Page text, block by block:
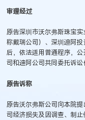
2026.03.09
审理经过
原告深圳市沃尔弗斯珠宝
称戴瑞公司）、深圳迪阿
后，依法适用普通程序，
司和迪阿公司共同委托诉
原告诉称
原告沃尔弗斯公司向本院
司经济损失及因调查、制